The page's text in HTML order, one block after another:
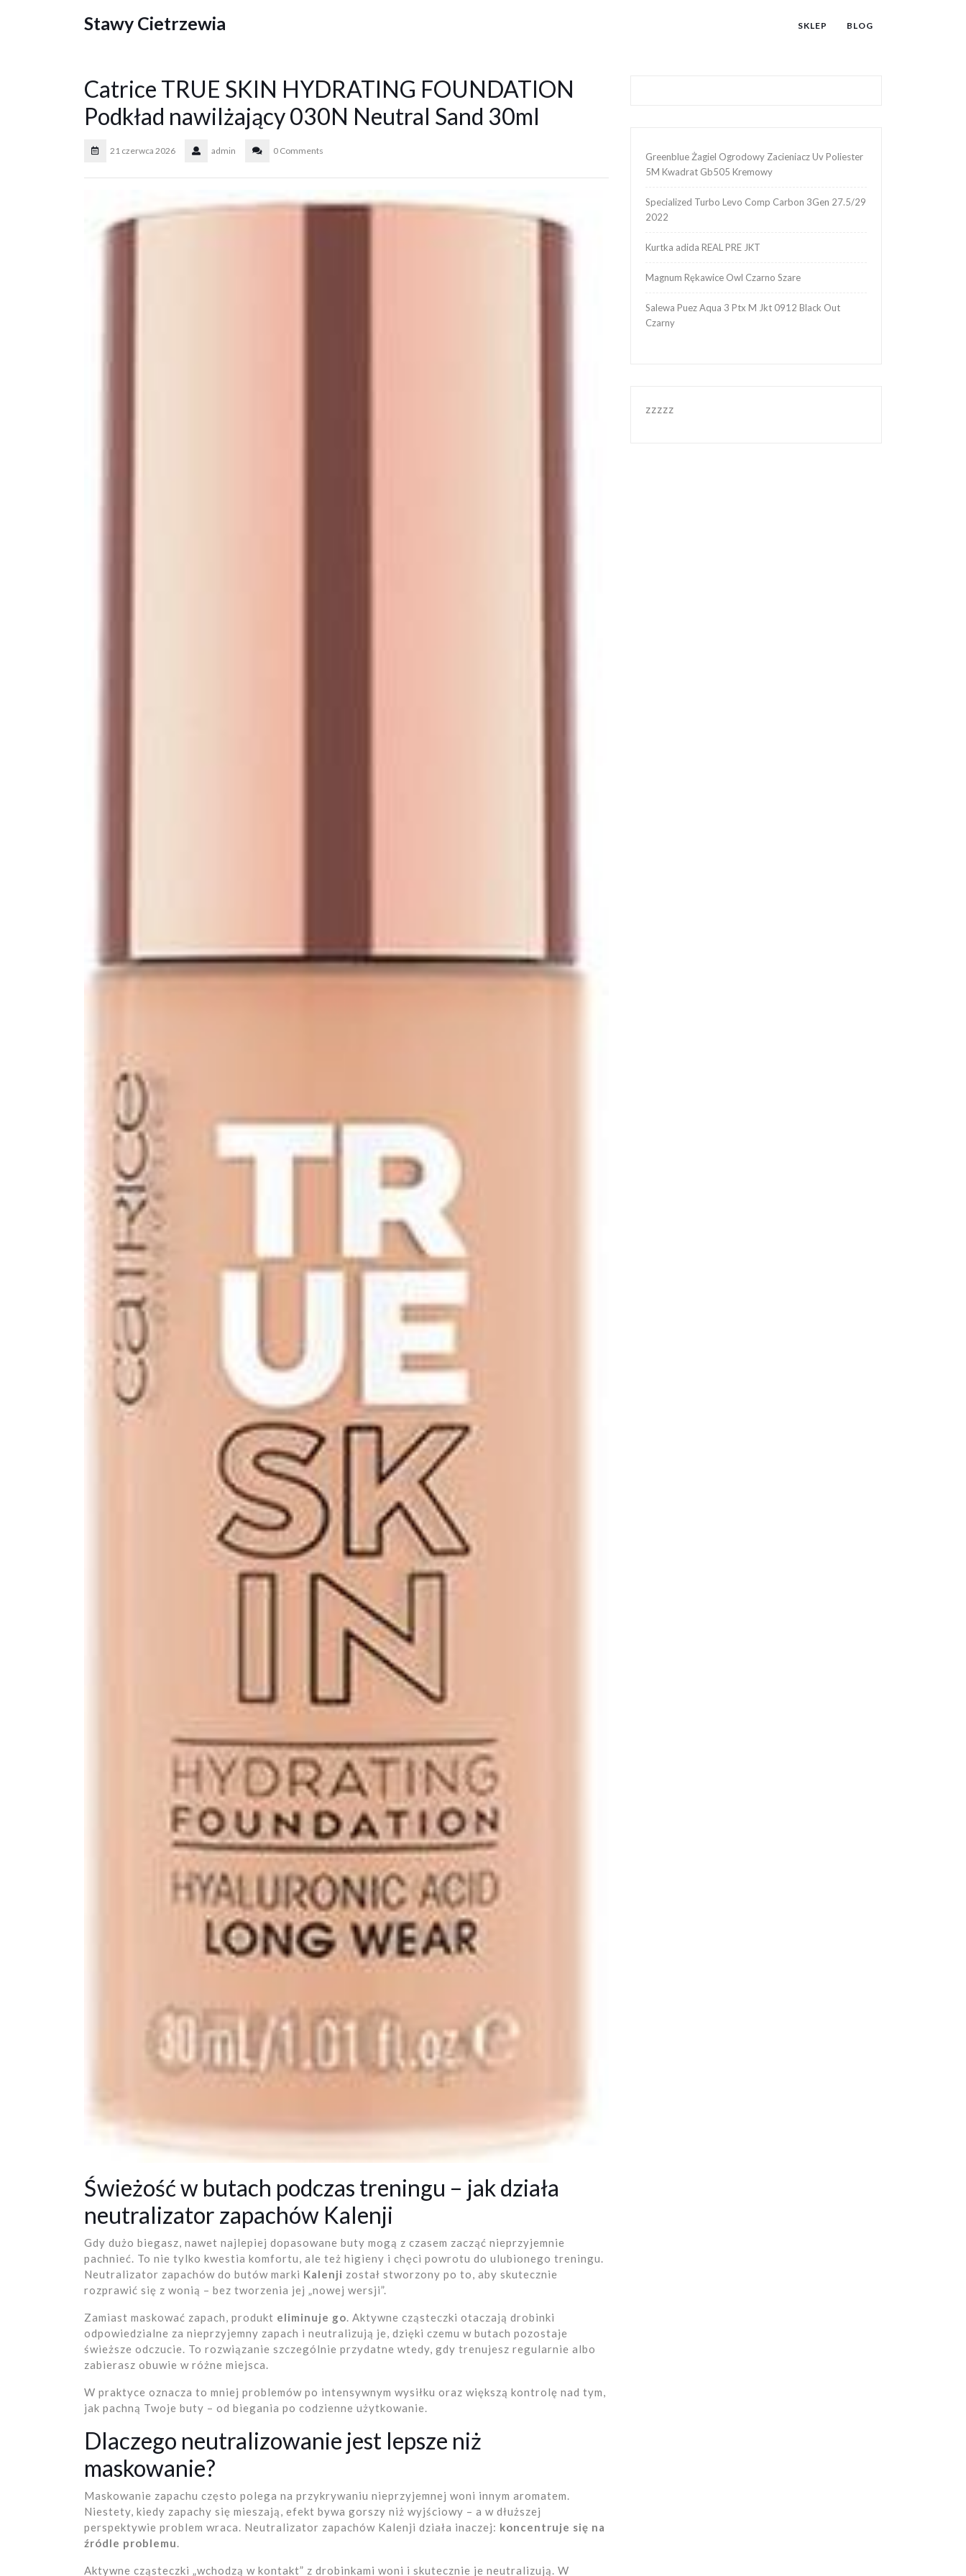
Stawy Cietrzewia SKLEP BLOG
Catrice TRUE SKIN HYDRATING FOUNDATION
Podkład nawilżający 030N Neutral Sand 30ml
21 czerwca 2026 admin 0 Comments
Świeżość w butach podczas treningu – jak działa
neutralizator zapachów Kalenji
Gdy dużo biegasz, nawet najlepiej dopasowane buty mogą z czasem zacząć nieprzyjemnie
pachnieć. To nie tylko kwestia komfortu, ale też higieny i chęci powrotu do ulubionego treningu.
Neutralizator zapachów do butów marki Kalenji został stworzony po to, aby skutecznie
rozprawić się z wonią – bez tworzenia jej „nowej wersji”.
Zamiast maskować zapach, produkt eliminuje go. Aktywne cząsteczki otaczają drobinki
odpowiedzialne za nieprzyjemny zapach i neutralizują je, dzięki czemu w butach pozostaje
świeższe odczucie. To rozwiązanie szczególnie przydatne wtedy, gdy trenujesz regularnie albo
zabierasz obuwie w różne miejsca.
W praktyce oznacza to mniej problemów po intensywnym wysiłku oraz większą kontrolę nad tym,
jak pachną Twoje buty – od biegania po codzienne użytkowanie.
Dlaczego neutralizowanie jest lepsze niż
maskowanie?
Maskowanie zapachu często polega na przykrywaniu nieprzyjemnej woni innym aromatem.
Niestety, kiedy zapachy się mieszają, efekt bywa gorszy niż wyjściowy – a w dłuższej
perspektywie problem wraca. Neutralizator zapachów Kalenji działa inaczej: koncentruje się na
źródle problemu.
Aktywne cząsteczki „wchodzą w kontakt” z drobinkami woni i skutecznie je neutralizują. W
Greenblue Żagiel Ogrodowy Zacieniacz Uv Poliester
5M Kwadrat Gb505 Kremowy
Specialized Turbo Levo Comp Carbon 3Gen 27.5/29
2022
Kurtka adida REAL PRE JKT
Magnum Rękawice Owl Czarno Szare
Salewa Puez Aqua 3 Ptx M Jkt 0912 Black Out
Czarny
zzzzz